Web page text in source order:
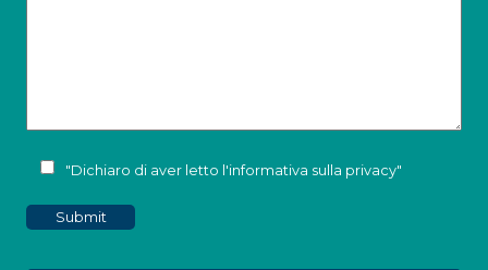
"Dichiaro di aver letto l'informativa sulla privacy"